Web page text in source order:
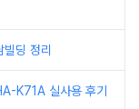
딩 정리
K71A 실사용 후기